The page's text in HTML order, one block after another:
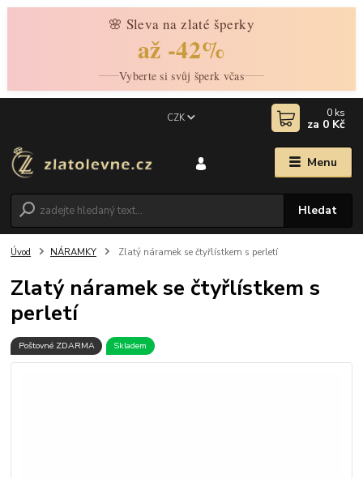
🌸 Sleva na zlaté šperky
až -42%
Vyberte si svůj šperk včas
Menu
CZK
Hledat
0 ks
za 0 Kč
Úvod NÁRAMKY Zlatý náramek se čtyřlístkem s perletí
Zlatý náramek se čtyřlístkem s
perletí
Poštovné ZDARMA Skladem